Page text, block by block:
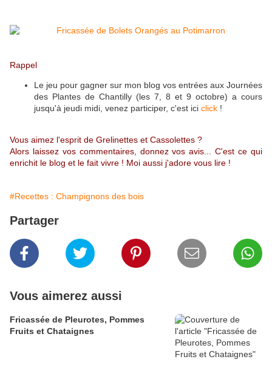
Rappel
Le jeu pour gagner sur mon blog vos entrées aux Journées
des Plantes de Chantilly (les 7, 8 et 9 octobre) a cours
jusqu'à jeudi midi, venez participer, c'est ici click !
Vous aimez l'esprit de Grelinettes et Cassolettes ?
Alors laissez vos commentaires, donnez vos avis... C'est ce qui
enrichit le blog et le fait vivre ! Moi aussi j'adore vous lire !
#Recettes : Champignons des bois
Partager
Vous aimerez aussi
Fricassée de Pleurotes, Pommes
Fruits et Chataignes